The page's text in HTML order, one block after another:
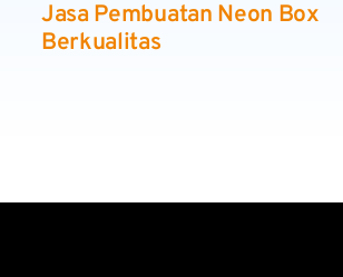
Jasa Pembuatan Neon Box
Berkualitas